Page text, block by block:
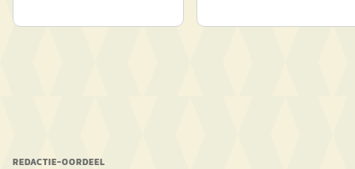
REDACTIE-OORDEEL